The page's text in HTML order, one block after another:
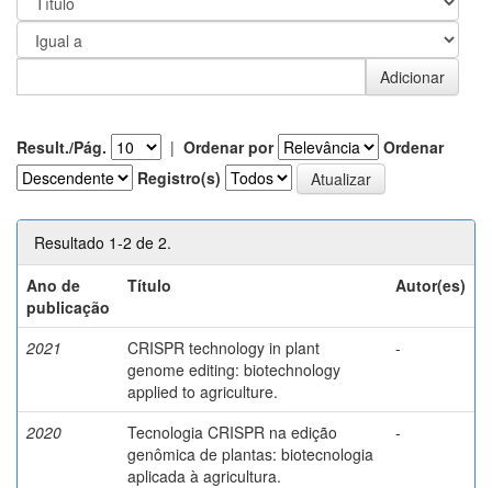
Result./Pág. | Ordenar por
Ordenar
Registro(s)
Resultado 1-2 de 2.
Ano de
publicação
Título Autor(es)
2021
CRISPR technology in plant
genome editing: biotechnology
applied to agriculture.
-
2020
Tecnologia CRISPR na edição
genômica de plantas: biotecnologia
aplicada à agricultura.
-